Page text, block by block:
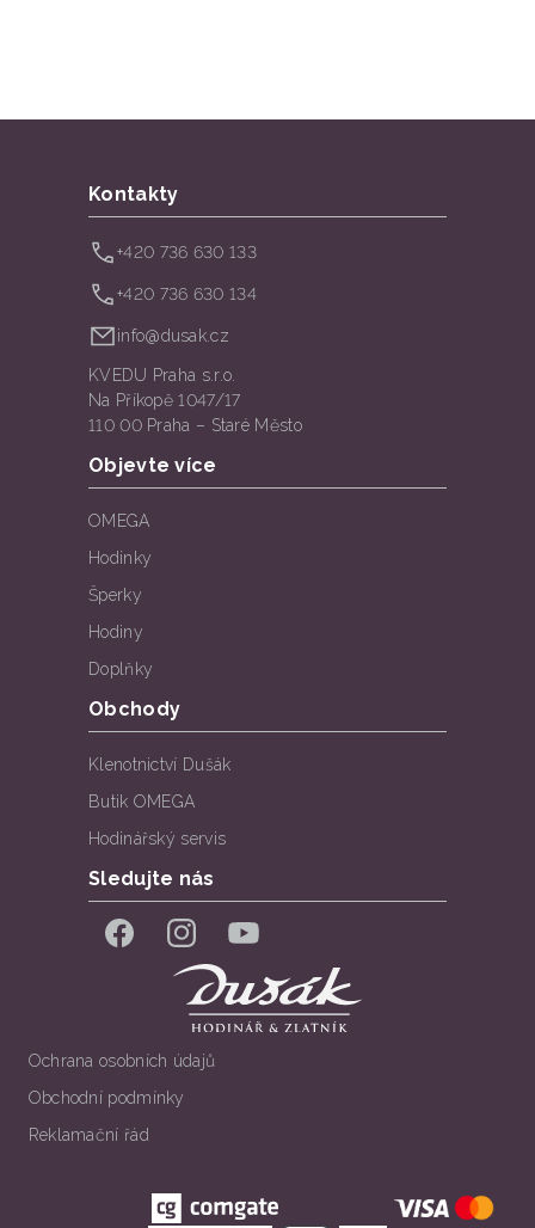
Kontakty
+420 736 630 133
+420 736 630 134
info@dusak.cz
KVEDU Praha s.r.o.
Na Příkopě 1047/17
110 00 Praha – Staré Město
Objevte více
OMEGA
Hodinky
Šperky
Hodiny
Doplňky
Obchody
Klenotnictví Dušák
Butik OMEGA
Hodinářský servis
Sledujte nás
FacebookInstagramYouTube
Ochrana osobních údajů
Obchodní podmínky
Reklamační řád